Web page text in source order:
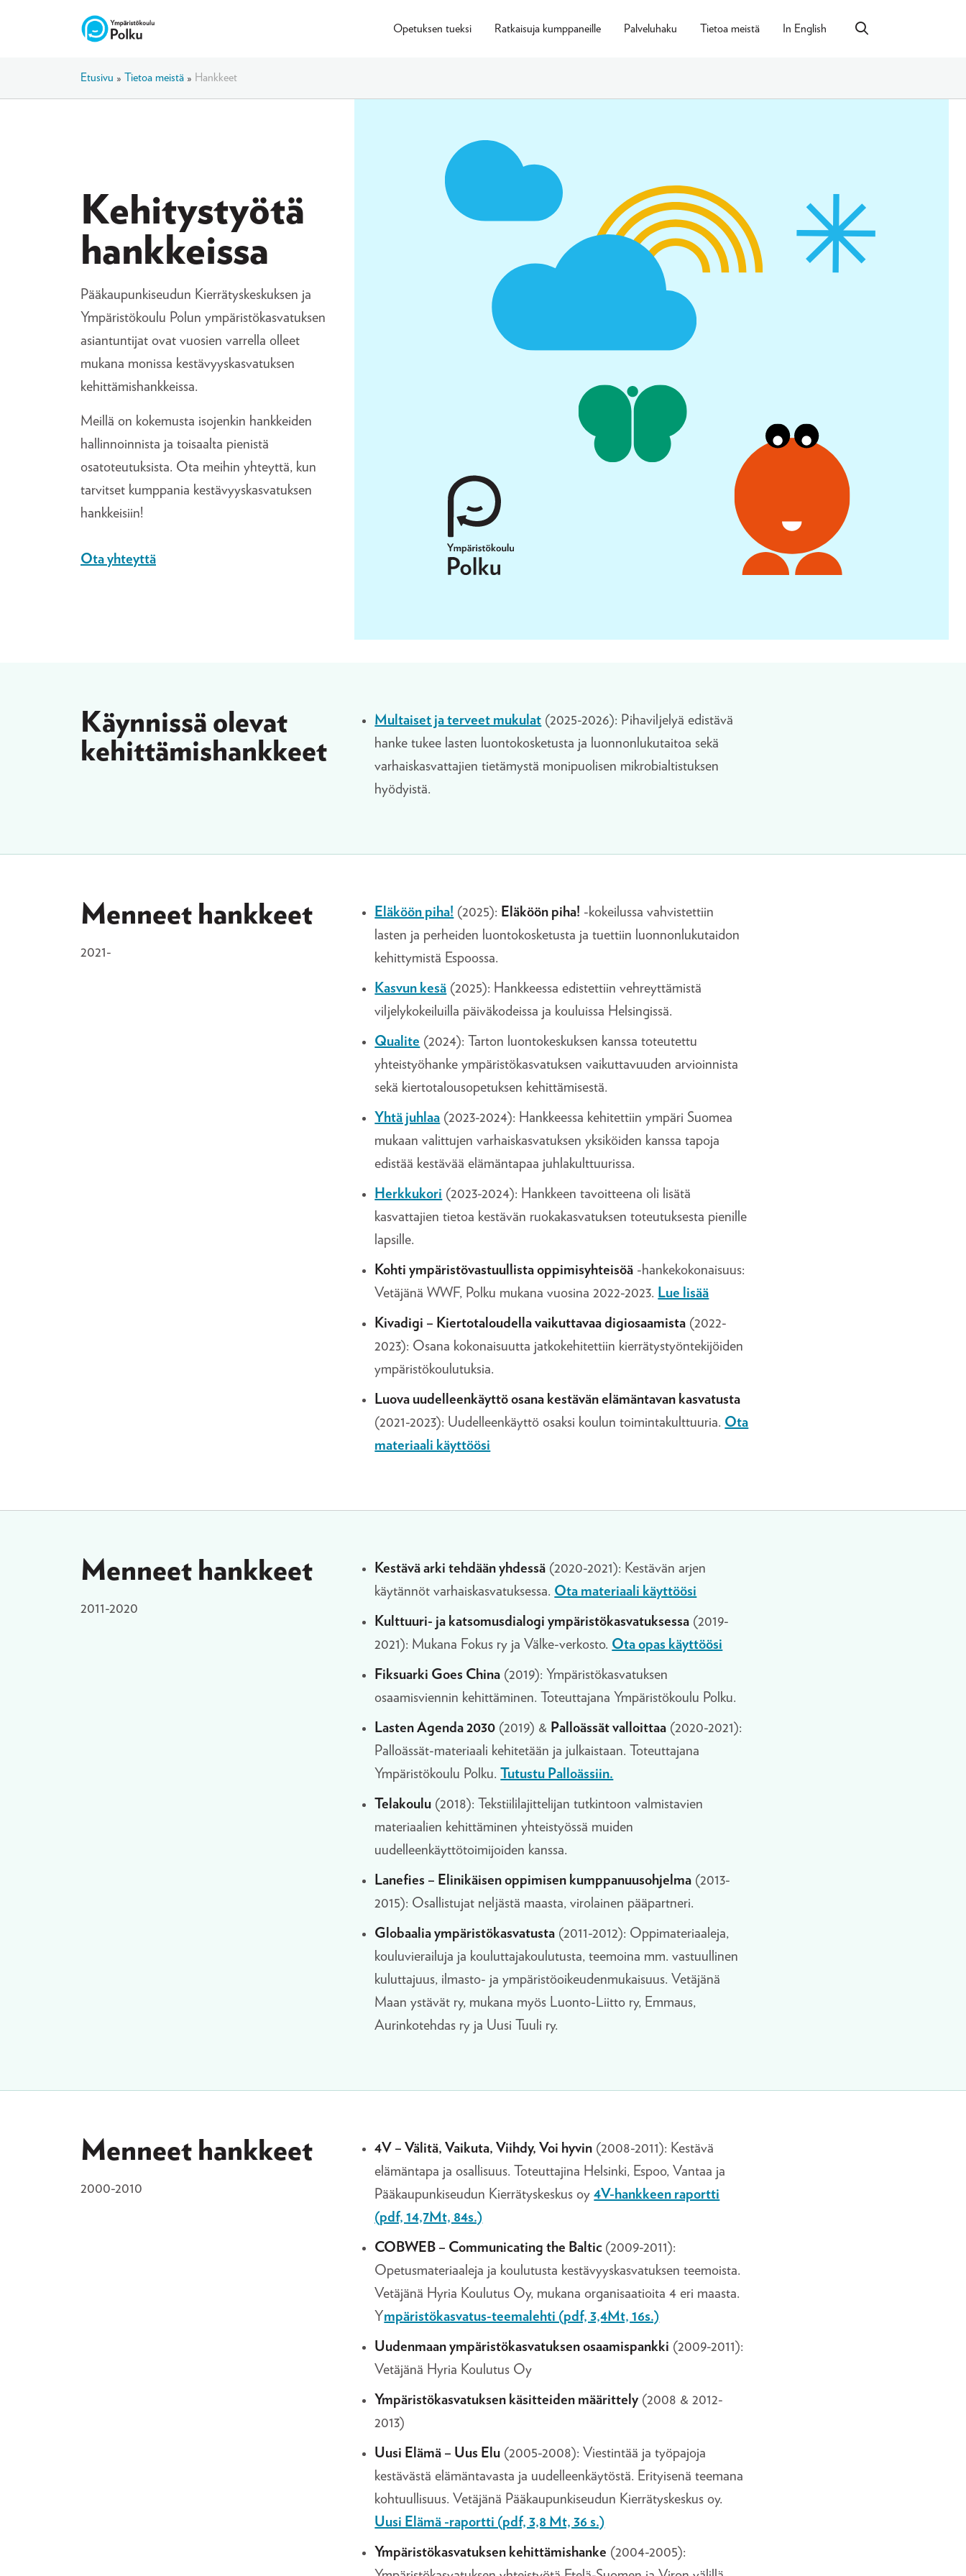
Opetuksen tueksi Ratkaisuja kumppaneille Palveluhaku Tietoa meistä In English
Etusivu » Tietoa meistä » Hankkeet
Kehitystyötä
hankkeissa
Pääkaupunkiseudun Kierrätyskeskuksen ja
Ympäristökoulu Polun ympäristökasvatuksen
asiantuntijat ovat vuosien varrella olleet
mukana monissa kestävyyskasvatuksen
kehittämishankkeissa.
Meillä on kokemusta isojenkin hankkeiden
hallinnoinnista ja toisaalta pienistä
osatoteutuksista. Ota meihin yhteyttä, kun
tarvitset kumppania kestävyyskasvatuksen
hankkeisiin!
Ota yhteyttä
Käynnissä olevat
kehittämishankkeet
Multaiset ja terveet mukulat (2025-2026): Pihaviljelyä edistävä
hanke tukee lasten luontokosketusta ja luonnonlukutaitoa sekä
varhaiskasvattajien tietämystä monipuolisen mikrobialtistuksen
hyödyistä.
Menneet hankkeet
2021-
Eläköön piha! (2025): Eläköön piha! -kokeilussa vahvistettiin
lasten ja perheiden luontokosketusta ja tuettiin luonnonlukutaidon
kehittymistä Espoossa.
Kasvun kesä (2025): Hankkeessa edistettiin vehreyttämistä
viljelykokeiluilla päiväkodeissa ja kouluissa Helsingissä.
Qualite (2024): Tarton luontokeskuksen kanssa toteutettu
yhteistyöhanke ympäristökasvatuksen vaikuttavuuden arvioinnista
sekä kiertotalousopetuksen kehittämisestä.
Yhtä juhlaa (2023-2024): Hankkeessa kehitettiin ympäri Suomea
mukaan valittujen varhaiskasvatuksen yksiköiden kanssa tapoja
edistää kestävää elämäntapaa juhlakulttuurissa.
Herkkukori (2023-2024): Hankkeen tavoitteena oli lisätä
kasvattajien tietoa kestävän ruokakasvatuksen toteutuksesta pienille
lapsille.
Kohti ympäristövastuullista oppimisyhteisöä -hankekokonaisuus:
Vetäjänä WWF, Polku mukana vuosina 2022-2023. Lue lisää
Kivadigi – Kiertotaloudella vaikuttavaa digiosaamista (2022-
2023): Osana kokonaisuutta jatkokehitettiin kierrätystyöntekijöiden
ympäristökoulutuksia.
Luova uudelleenkäyttö osana kestävän elämäntavan kasvatusta
(2021-2023): Uudelleenkäyttö osaksi koulun toimintakulttuuria. Ota
materiaali käyttöösi
Menneet hankkeet
2011-2020
Kestävä arki tehdään yhdessä (2020-2021): Kestävän arjen
käytännöt varhaiskasvatuksessa. Ota materiaali käyttöösi
Kulttuuri- ja katsomusdialogi ympäristökasvatuksessa (2019-
2021): Mukana Fokus ry ja Välke-verkosto. Ota opas käyttöösi
Fiksuarki Goes China (2019): Ympäristökasvatuksen
osaamisviennin kehittäminen. Toteuttajana Ympäristökoulu Polku.
Lasten Agenda 2030 (2019) & Palloässät valloittaa (2020-2021):
Palloässät-materiaali kehitetään ja julkaistaan. Toteuttajana
Ympäristökoulu Polku.Tutustu Palloässiin.
Telakoulu (2018): Tekstiililajittelijan tutkintoon valmistavien
materiaalien kehittäminen yhteistyössä muiden
uudelleenkäyttötoimijoiden kanssa.
Lanefies – Elinikäisen oppimisen kumppanuusohjelma (2013-
2015): Osallistujat neljästä maasta, virolainen pääpartneri.
Globaalia ympäristökasvatusta (2011-2012): Oppimateriaaleja,
kouluvierailuja ja kouluttajakoulutusta, teemoina mm. vastuullinen
kuluttajuus, ilmasto- ja ympäristöoikeudenmukaisuus. Vetäjänä
Maan ystävät ry, mukana myös Luonto-Liitto ry, Emmaus,
Aurinkotehdas ry ja Uusi Tuuli ry.
Menneet hankkeet
2000-2010
4V – Välitä, Vaikuta, Viihdy, Voi hyvin (2008-2011): Kestävä
elämäntapa ja osallisuus. Toteuttajina Helsinki, Espoo, Vantaa ja
Pääkaupunkiseudun Kierrätyskeskus oy4V-hankkeen raportti
(pdf, 14,7Mt, 84s.)
COBWEB – Communicating the Baltic (2009-2011):
Opetusmateriaaleja ja koulutusta kestävyyskasvatuksen teemoista.
Vetäjänä Hyria Koulutus Oy, mukana organisaatioita 4 eri maasta.
Ympäristökasvatus-teemalehti (pdf, 3,4Mt, 16s.)
Uudenmaan ympäristökasvatuksen osaamispankki (2009-2011):
Vetäjänä Hyria Koulutus Oy
Ympäristökasvatuksen käsitteiden määrittely (2008 & 2012-
2013)
Uusi Elämä – Uus Elu (2005-2008): Viestintää ja työpajoja
kestävästä elämäntavasta ja uudelleenkäytöstä. Erityisenä teemana
kohtuullisuus. Vetäjänä Pääkaupunkiseudun Kierrätyskeskus oy.
Uusi Elämä -raportti (pdf, 3,8 Mt, 36 s.)
Ympäristökasvatuksen kehittämishanke (2004-2005):